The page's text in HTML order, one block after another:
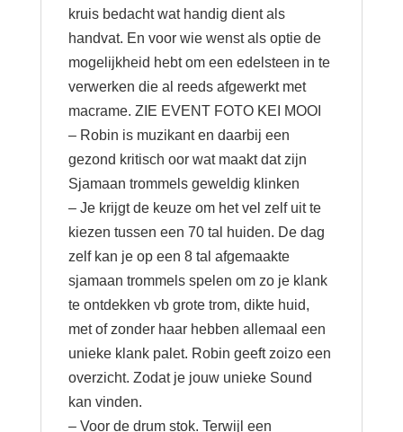
kruis bedacht wat handig dient als
handvat. En voor wie wenst als optie de
mogelijkheid hebt om een edelsteen in te
verwerken die al reeds afgewerkt met
macrame. ZIE EVENT FOTO KEI MOOI
– Robin is muzikant en daarbij een
gezond kritisch oor wat maakt dat zijn
Sjamaan trommels geweldig klinken
– Je krijgt de keuze om het vel zelf uit te
kiezen tussen een 70 tal huiden. De dag
zelf kan je op een 8 tal afgemaakte
sjamaan trommels spelen om zo je klank
te ontdekken vb grote trom, dikte huid,
met of zonder haar hebben allemaal een
unieke klank palet. Robin geeft zoizo een
overzicht. Zodat je jouw unieke Sound
kan vinden.
– Voor de drum stok. Terwijl een